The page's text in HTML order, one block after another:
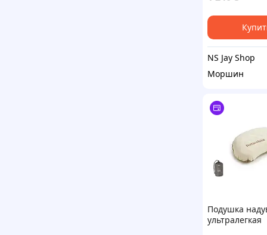
NS Jay Shop
Моршин
Подушка
ультралегкая